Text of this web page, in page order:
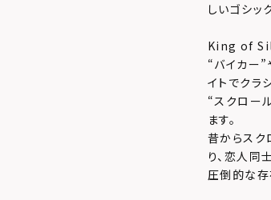
しいゴシッ
King of
“バイカー”
イトでクラ
“スクロー
ます。
昔からスク
り、恋人同
圧倒的な存